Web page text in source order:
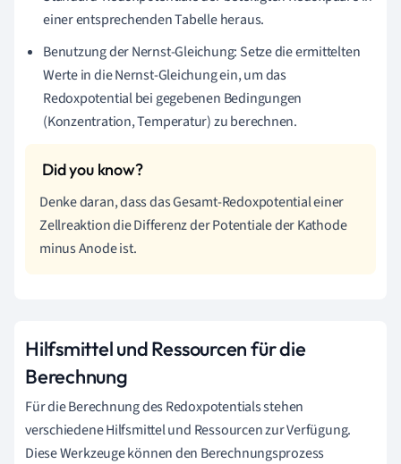
einer entsprechenden Tabelle heraus.
Benutzung der Nernst-Gleichung: Setze die ermittelten
Werte in die Nernst-Gleichung ein, um das
Redoxpotential bei gegebenen Bedingungen
(Konzentration, Temperatur) zu berechnen.
Denke daran, dass das Gesamt-Redoxpotential einer
Zellreaktion die Differenz der Potentiale der Kathode
minus Anode ist.
Hilfsmittel und Ressourcen für die
Berechnung
Für die Berechnung des Redoxpotentials stehen
verschiedene Hilfsmittel und Ressourcen zur Verfügung.
Diese Werkzeuge können den Berechnungsprozess